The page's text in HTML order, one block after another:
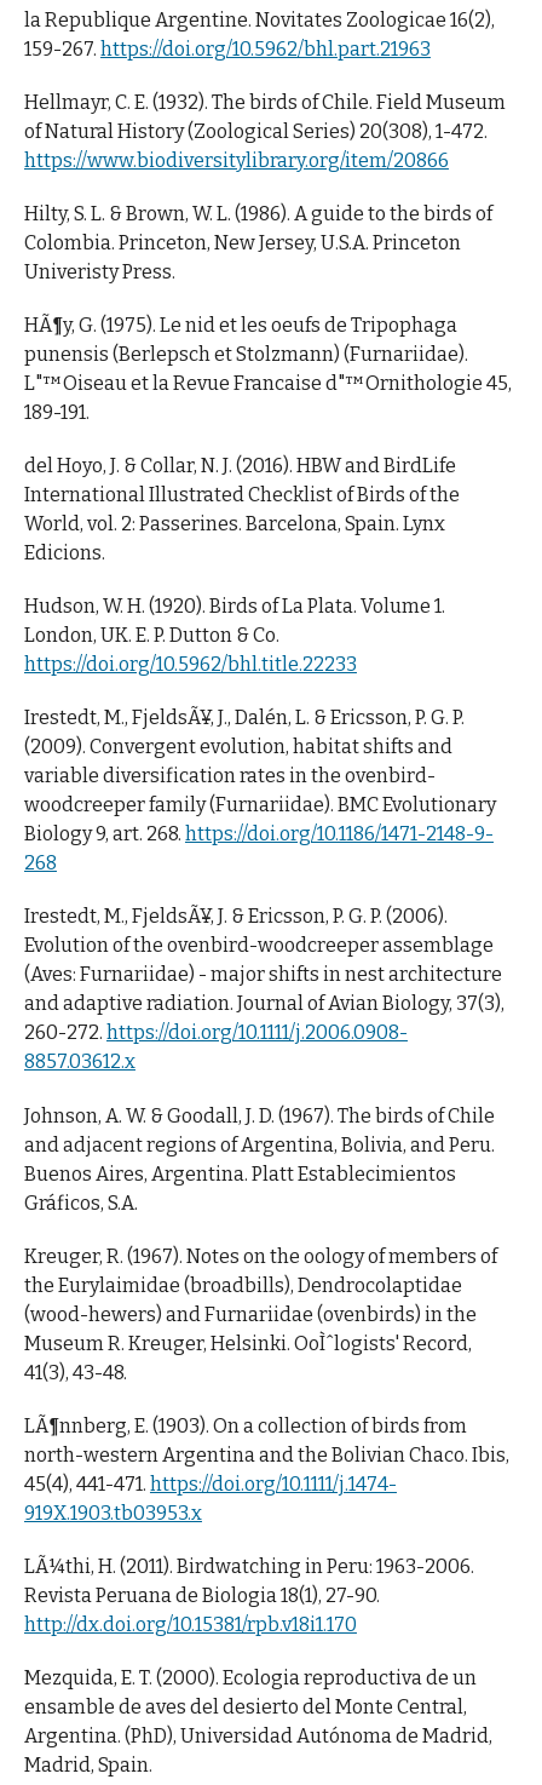
la Republique Argentine. Novitates Zoologicae 16(2),
159-267. https://doi.org/10.5962/bhl.part.21963
Hellmayr, C. E. (1932). The birds of Chile. Field Museum
of Natural History (Zoological Series) 20(308), 1-472.
https://www.biodiversitylibrary.org/item/20866
Hilty, S. L. & Brown, W. L. (1986). A guide to the birds of
Colombia. Princeton, New Jersey, U.S.A. Princeton
Univeristy Press.
HÃ¶y, G. (1975). Le nid et les oeufs de Tripophaga
punensis (Berlepsch et Stolzmann) (Furnariidae).
L"™Oiseau et la Revue Francaise d"™Ornithologie 45,
189-191.
del Hoyo, J. & Collar, N. J. (2016). HBW and BirdLife
International Illustrated Checklist of Birds of the
World, vol. 2: Passerines. Barcelona, Spain. Lynx
Edicions.
Hudson, W. H. (1920). Birds of La Plata. Volume 1.
London, UK. E. P. Dutton & Co.
https://doi.org/10.5962/bhl.title.22233
Irestedt, M., FjeldsÃ¥, J., Dalén, L. & Ericsson, P. G. P.
(2009). Convergent evolution, habitat shifts and
variable diversification rates in the ovenbird-
woodcreeper family (Furnariidae). BMC Evolutionary
Biology 9, art. 268. https://doi.org/10.1186/1471-2148-9-
268
Irestedt, M., FjeldsÃ¥, J. & Ericsson, P. G. P. (2006).
Evolution of the ovenbird-woodcreeper assemblage
(Aves: Furnariidae) - major shifts in nest architecture
and adaptive radiation. Journal of Avian Biology, 37(3),
260-272. https://doi.org/10.1111/j.2006.0908-
8857.03612.x
Johnson, A. W. & Goodall, J. D. (1967). The birds of Chile
and adjacent regions of Argentina, Bolivia, and Peru.
Buenos Aires, Argentina. Platt Establecimientos
Gráficos, S.A.
Kreuger, R. (1967). Notes on the oology of members of
the Eurylaimidae (broadbills), Dendrocolaptidae
(wood-hewers) and Furnariidae (ovenbirds) in the
Museum R. Kreuger, Helsinki. OoÌˆlogists' Record,
41(3), 43-48.
LÃ¶nnberg, E. (1903). On a collection of birds from
north-western Argentina and the Bolivian Chaco. Ibis,
45(4), 441-471. https://doi.org/10.1111/j.1474-
919X.1903.tb03953.x
LÃ¼thi, H. (2011). Birdwatching in Peru: 1963-2006.
Revista Peruana de Biologia 18(1), 27-90.
http://dx.doi.org/10.15381/rpb.v18i1.170
Mezquida, E. T. (2000). Ecologia reproductiva de un
ensamble de aves del desierto del Monte Central,
Argentina. (PhD), Universidad Autónoma de Madrid,
Madrid, Spain.